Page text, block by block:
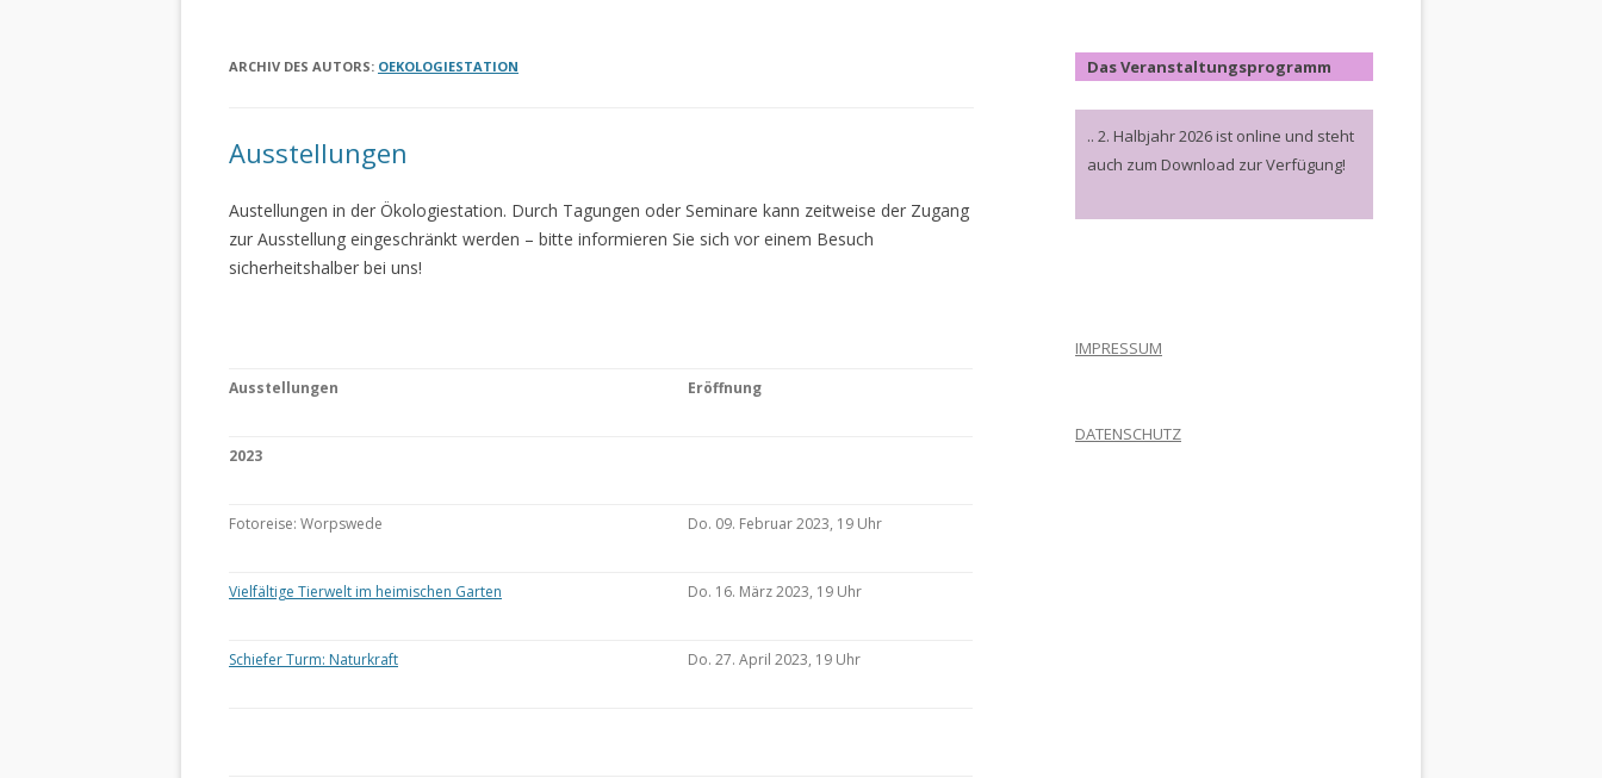
ARCHIV DES AUTORS: OEKOLOGIESTATION
Ausstellungen
Austellungen in der Ökologiestation. Durch Tagungen oder Seminare kann zeitweise der Zugang
zur Ausstellung eingeschränkt werden – bitte informieren Sie sich vor einem Besuch
sicherheitshalber bei uns!
Ausstellungen Eröffnung
2023
Fotoreise: Worpswede Do. 09. Februar 2023, 19 Uhr
Vielfältige Tierwelt im heimischen Garten Do. 16. März 2023, 19 Uhr
Schiefer Turm: Naturkraft Do. 27. April 2023, 19 Uhr
Das Veranstaltungsprogramm
.. 2. Halbjahr 2026 ist online und steht
auch zum Download zur Verfügung!
IMPRESSUM
DATENSCHUTZ